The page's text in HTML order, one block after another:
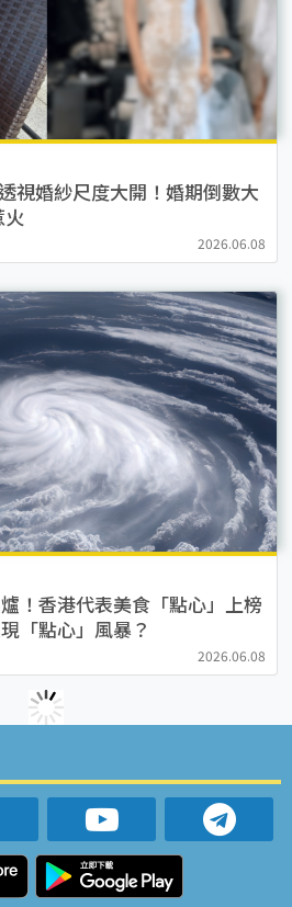
視婚紗尺度大開！婚期倒數大
2026.06.08
！香港代表美食「點心」上榜
「點心」風暴？
2026.06.08